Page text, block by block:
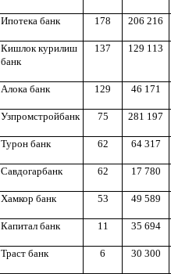
Ипотека банк 178 206 216
Кишлок курилиш
банк
137 129 113
Алока банк 129 46 171
Узпромстройбанк 75 281 197
Турон банк 62 64 317
Савдогарбанк 62 17 780
Хамкор банк 53 49 589
Капитал банк 11 35 694
Траст банк 6 30 300